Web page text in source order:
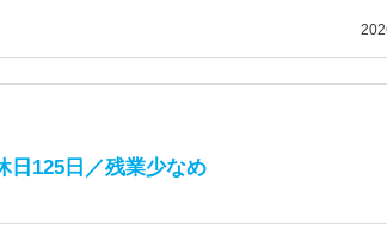
日125日／残業少なめ